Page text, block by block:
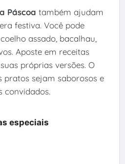
Páscoa também ajudam
festiva. Você pode
assado, bacalhau,
Aposte em receitas
próprias versões. O
pratos sejam saborosos e
convidados.
especiais